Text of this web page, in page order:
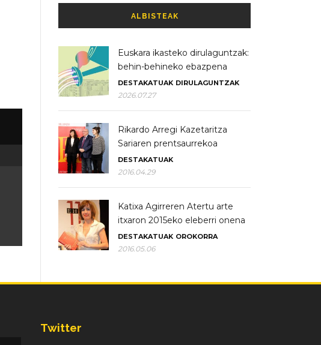
ALBISTEAK
Euskara ikasteko dirulaguntzak:
behin-behineko ebazpena
DESTAKATUAK DIRULAGUNTZAK
2026.07.27
Rikardo Arregi Kazetaritza
Sariaren prentsaurrekoa
DESTAKATUAK
2016.04.29
Katixa Agirreren Atertu arte
itxaron 2015eko eleberri onena
DESTAKATUAK OROKORRA
2016.05.06
Twitter